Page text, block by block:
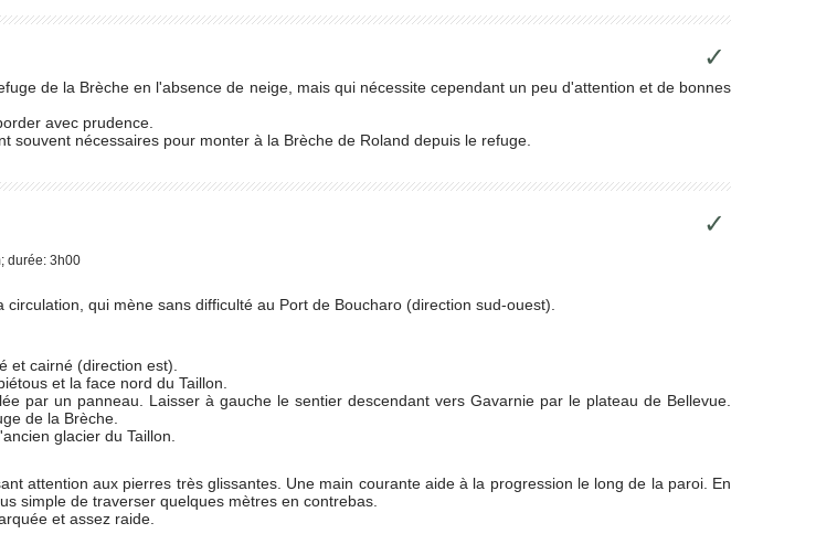
✓
de la Brèche en l'absence de neige, mais qui nécessite cependant un peu d'attention et de bonnes
avec prudence.
souvent nécessaires pour monter à la Brèche de Roland depuis le refuge.
✓
durée: 3h00
qui mène sans difficulté au Port de Boucharo (direction sud-ouest).
et cairné (direction est).
et la face nord du Taillon.
par un panneau. Laisser à gauche le sentier descendant vers Gavarnie par le plateau de Bellevue.
de la Brèche.
glacier du Taillon.
attention aux pierres très glissantes. Une main courante aide à la progression le long de la paroi. En
simple de traverser quelques mètres en contrebas.
et assez raide.